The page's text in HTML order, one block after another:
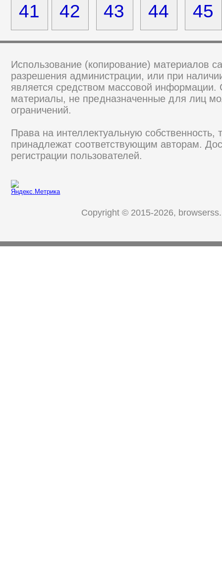
Использование (копирование) материалов
разрешения администрации, или при
является средством массовой информации.
материалы, не предназначенные для лиц
ограничений.
Права на интеллектуальную собственность,
принадлежат соответствующим авторам.
регистрации пользователей.
Copyright © 2015-2026,
41 42 43 44 45